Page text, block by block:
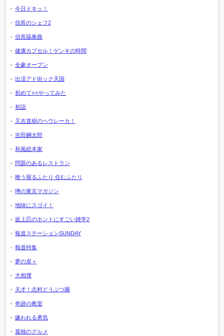
今日ドキッ！
信長のシェフ2
信長協奏曲
健康カプセル！ゲンキの時間
全豪オープン
出没アド街ック天国
初めて○○やってみた
初詣
又吉直樹のヘウレーカ！
吉田鋼太郎
和風総本家
問題のあるレストラン
喰う寝るふたり 住むふたり
噂の東京マガジン
地味にスゴイ！
坂上忍のホントにすごい雑学2
報道ステーションSUNDAY
報道特集
夢の扉＋
大相撲
天才！志村どうぶつ園
奇跡の教室
嫌われる勇気
孤独のグルメ